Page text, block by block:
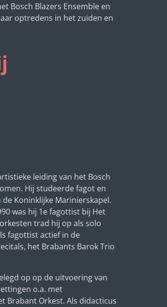
Bosch Blazers Ensemble en
optredens in het zuiden en
leiding van het Bosch
Hij studeerde fagot en
Koninklijke Marinierskapel.
was hij 1e fagottist bij Het
trad hij op als solo
fagottist actief in de
het Brabants Barok Trio
op op de uitvoering van
o.a. met
Brabant Orkest. Als didacticus